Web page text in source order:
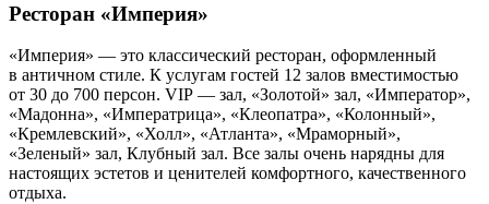
Ресторан «Империя»
«Империя» — это классический ресторан, оформленный
в античном стиле. К услугам гостей 12 залов вместимостью
от 30 до 700 персон. VIP — зал, «Золотой» зал, «Император»,
«Мадонна», «Императрица», «Клеопатра», «Колонный»,
«Кремлевский», «Холл», «Атланта», «Мраморный»,
«Зеленый» зал, Клубный зал. Все залы очень нарядны для
настоящих эстетов и ценителей комфортного, качественного
отдыха.